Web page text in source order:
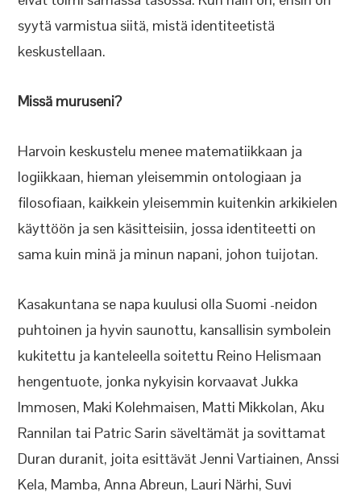
syytä varmistua siitä, mistä identiteetistä
keskustellaan.
Missä muruseni?
Harvoin keskustelu menee matematiikkaan ja
logiikkaan, hieman yleisemmin ontologiaan ja
filosofiaan, kaikkein yleisemmin kuitenkin arkikielen
käyttöön ja sen käsitteisiin, jossa identiteetti on
sama kuin minä ja minun napani, johon tuijotan.
Kasakuntana se napa kuulusi olla Suomi -neidon
puhtoinen ja hyvin saunottu, kansallisin symbolein
kukitettu ja kanteleella soitettu Reino Helismaan
hengentuote, jonka nykyisin korvaavat Jukka
Immosen, Maki Kolehmaisen, Matti Mikkolan, Aku
Rannilan tai Patric Sarin säveltämät ja sovittamat
Duran duranit, joita esittävät Jenni Vartiainen, Anssi
Kela, Mamba, Anna Abreun, Lauri Närhi, Suvi